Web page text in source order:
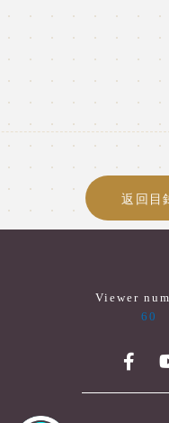
返回目
Viewer
60